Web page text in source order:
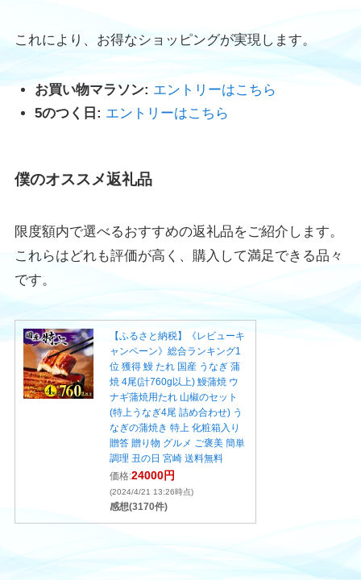
これにより、お得なショッピングが実現します。
お買い物マラソン: エントリーはこちら
5のつく日: エントリーはこちら
僕のオススメ返礼品
限度額内で選べるおすすめの返礼品をご紹介します。
これらはどれも評価が高く、購入して満足できる品々
です。
【ふるさと納税】《レビューキ
ャンペーン》総合ランキング1
位 獲得 鰻 たれ 国産 うなぎ 蒲
焼 4尾(計760g以上) 鰻蒲焼 ウ
ナギ蒲焼用たれ 山椒のセット
(特上うなぎ4尾 詰め合わせ) う
なぎの蒲焼き 特上 化粧箱入り
贈答 贈り物 グルメ ご褒美 簡単
調理 丑の日 宮崎 送料無料
価格:24000円
(2024/4/21 13:26時点)
感想(3170件)